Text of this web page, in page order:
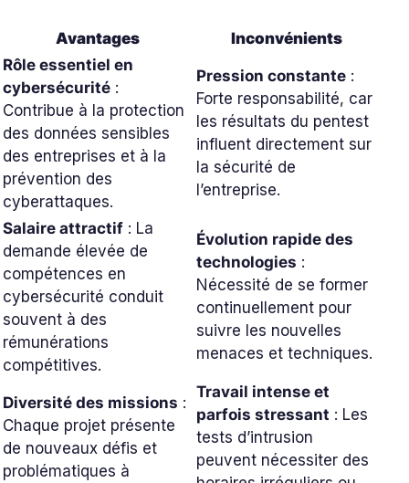
Avantages
Inconvénients
Rôle essentiel en
cybersécurité :
Contribue à la protection
des données sensibles
des entreprises et à la
prévention des
cyberattaques.
Pression constante :
Forte responsabilité, car
les résultats du pentest
influent directement sur
la sécurité de
l’entreprise.
Salaire attractif : La
demande élevée de
compétences en
cybersécurité conduit
souvent à des
rémunérations
compétitives.
Évolution rapide des
technologies :
Nécessité de se former
continuellement pour
suivre les nouvelles
menaces et techniques.
Diversité des missions :
Chaque projet présente
de nouveaux défis et
problématiques à
Travail intense et
parfois stressant : Les
tests d’intrusion
peuvent nécessiter des